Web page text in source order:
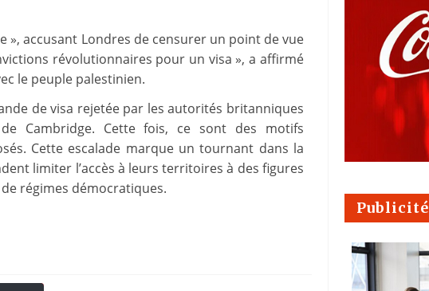
», accusant Londres de censurer un point de vue
révolutionnaires pour un visa », a affirmé
le peuple palestinien.
de visa rejetée par les autorités britanniques
Cambridge. Cette fois, ce sont des motifs
Cette escalade marque un tournant dans la
limiter l’accès à leurs territoires à des figures
régimes démocratiques.
Publicité